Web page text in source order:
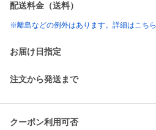
配送料金（送料）
※離島などの例外はあります。詳細はこちら
お届け日指定
注文から発送まで
クーポン利用可否